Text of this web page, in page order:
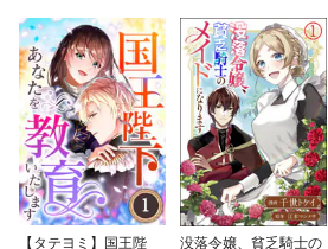
【タテヨミ】国王陛
没落令嬢、貧乏騎士の